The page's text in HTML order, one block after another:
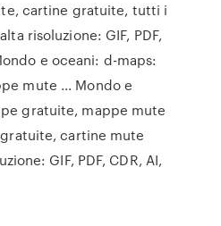
cartine gratuite, tutti i
risoluzione: GIF, PDF,
e oceani: d-maps:
mute ... Mondo e
gratuite, mappe mute
cartine mute
GIF, PDF, CDR, AI,